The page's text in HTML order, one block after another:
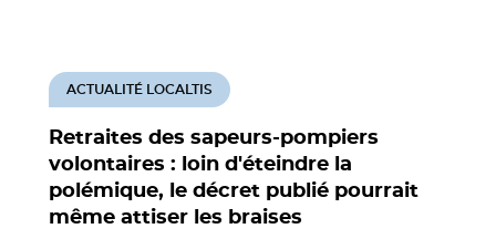
Retraites des sapeurs-pompiers
volontaires : loin d'éteindre la
polémique, le décret publié pourrait
même attiser les braises
ACTUALITÉ LOCALTIS